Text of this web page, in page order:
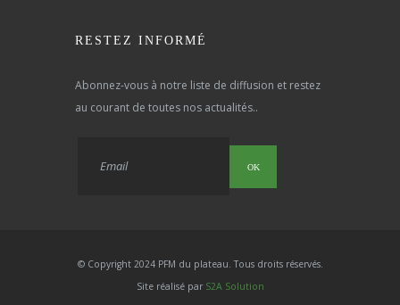
RESTEZ INFORMÉ
Abonnez-vous à notre liste de diffusion et restez
au courant de toutes nos actualités..
OK
© Copyright 2024 PFM du plateau. Tous droits réservés.
Site réalisé par S2A Solution